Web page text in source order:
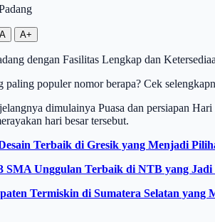
A A+
dengan Fasilitas Lengkap dan
paling populer nomor berapa? Cek
dimulainya Puasa dan persiapan
hari besar tersebut.
Terbaik di Gresik yang Menjadi
SMA Unggulan Terbaik di NTB yang
Termiskin di Sumatera Selatan